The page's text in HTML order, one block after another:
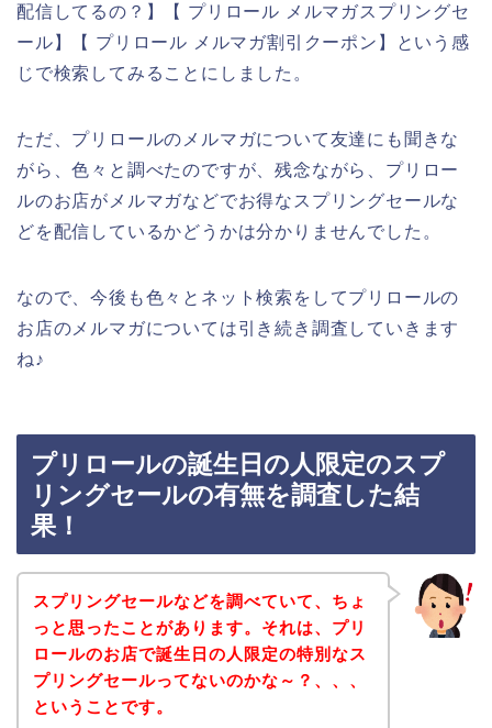
配信してるの？】【 プリロール メルマガスプリングセ
ール】【 プリロール メルマガ割引クーポン】という感
じで検索してみることにしました。
ただ、プリロールのメルマガについて友達にも聞きな
がら、色々と調べたのですが、残念ながら、プリロー
ルのお店がメルマガなどでお得なスプリングセールな
どを配信しているかどうかは分かりませんでした。
なので、今後も色々とネット検索をしてプリロールの
お店のメルマガについては引き続き調査していきます
ね♪
プリロールの誕生日の人限定のスプ
リングセールの有無を調査した結
果！
スプリングセールなどを調べていて、ちょ
っと思ったことがあります。それは、プリ
ロールのお店で誕生日の人限定の特別なス
プリングセールってないのかな～？、、、
ということです。